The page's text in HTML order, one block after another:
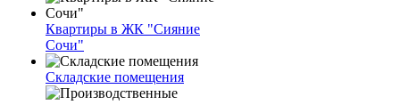
Квартиры в ЖК "Сияние
Сочи"
Складские помещения